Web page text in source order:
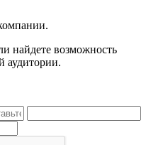
найдете возможность
аудитории.